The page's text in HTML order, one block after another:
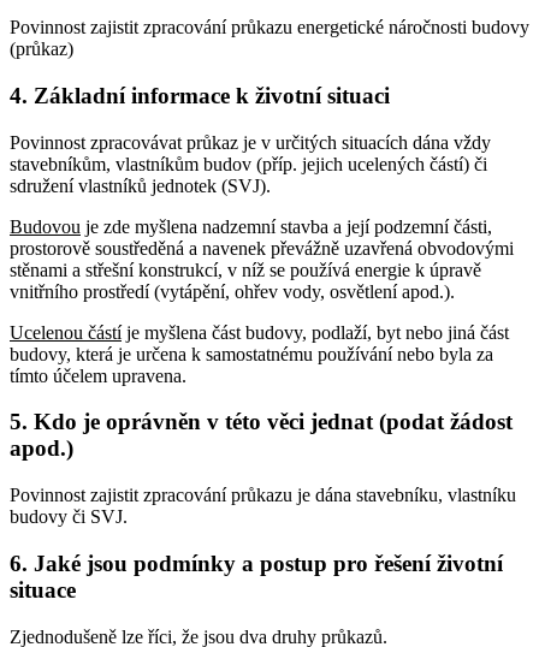
Povinnost zajistit zpracování průkazu energetické náročnosti budovy
(průkaz)
4. Základní informace k životní situaci
Povinnost zpracovávat průkaz je v určitých situacích dána vždy
stavebníkům, vlastníkům budov (příp. jejich ucelených částí) či
sdružení vlastníků jednotek (SVJ).
Budovou je zde myšlena nadzemní stavba a její podzemní části,
prostorově soustředěná a navenek převážně uzavřená obvodovými
stěnami a střešní konstrukcí, v níž se používá energie k úpravě
vnitřního prostředí (vytápění, ohřev vody, osvětlení apod.).
Ucelenou částíje myšlena část budovy, podlaží, byt nebo jiná část
budovy, která je určena k samostatnému používání nebo byla za
tímto účelem upravena.
5. Kdo je oprávněn v této věci jednat (podat žádost
apod.)
Povinnost zajistit zpracování průkazu je dána stavebníku, vlastníku
budovy či SVJ.
6. Jaké jsou podmínky a postup pro řešení životní
situace
Zjednodušeně lze říci, že jsou dva druhy průkazů.